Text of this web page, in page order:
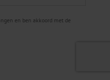
en ben akkoord met de